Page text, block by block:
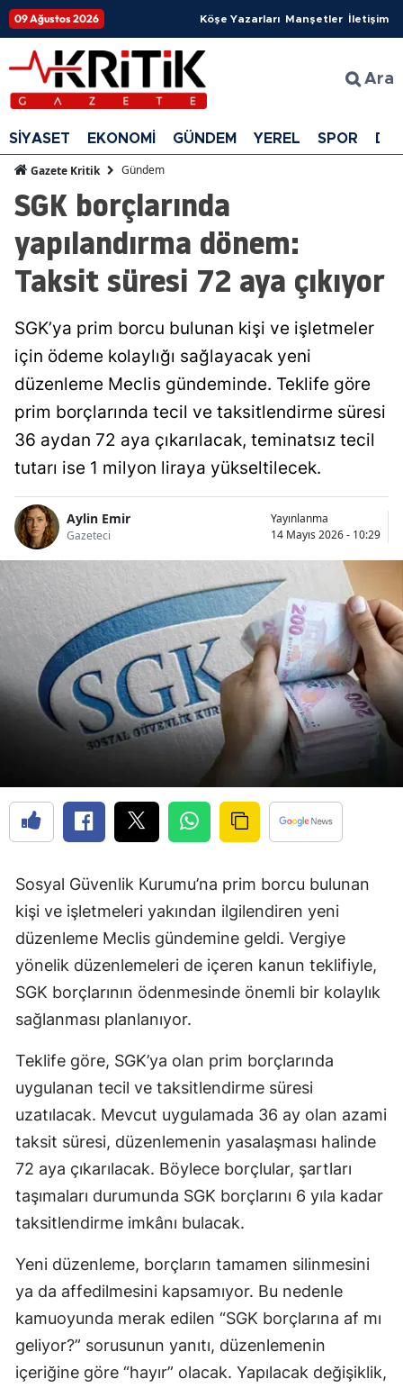
09 Ağustos 2026 Köşe Yazarları Manşetler İletişim
Ara
SİYASET EKONOMİ GÜNDEM YEREL SPOR
Gazete Kritik Gündem
SGK borçlarında
yapılandırma dönem:
Taksit süresi 72 aya çıkıyor
SGK’ya prim borcu bulunan kişi ve işletmeler
için ödeme kolaylığı sağlayacak yeni
düzenleme Meclis gündeminde. Teklife göre
prim borçlarında tecil ve taksitlendirme süresi
36 aydan 72 aya çıkarılacak, teminatsız tecil
tutarı ise 1 milyon liraya yükseltilecek.
Aylin Emir
Gazeteci
Yayınlanma
14 Mayıs 2026 - 10:29
Sosyal Güvenlik Kurumu’na prim borcu bulunan
kişi ve işletmeleri yakından ilgilendiren yeni
düzenleme Meclis gündemine geldi. Vergiye
yönelik düzenlemeleri de içeren kanun teklifiyle,
SGK borçlarının ödenmesinde önemli bir kolaylık
sağlanması planlanıyor.
Teklife göre, SGK’ya olan prim borçlarında
uygulanan tecil ve taksitlendirme süresi
uzatılacak. Mevcut uygulamada 36 ay olan azami
taksit süresi, düzenlemenin yasalaşması halinde
72 aya çıkarılacak. Böylece borçlular, şartları
taşımaları durumunda SGK borçlarını 6 yıla kadar
taksitlendirme imkânı bulacak.
Yeni düzenleme, borçların tamamen silinmesini
ya da affedilmesini kapsamıyor. Bu nedenle
kamuoyunda merak edilen “SGK borçlarına af mı
geliyor?” sorusunun yanıtı, düzenlemenin
içeriğine göre “hayır” olacak. Yapılacak değişiklik,